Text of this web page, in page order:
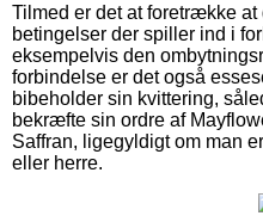
Tilmed er det at foretrække
betingelser der spiller ind i
eksempelvis den
forbindelse er det også
bibeholder sin kvittering,
bekræfte sin ordre af
Saffran, ligegyldigt om man
eller herre.